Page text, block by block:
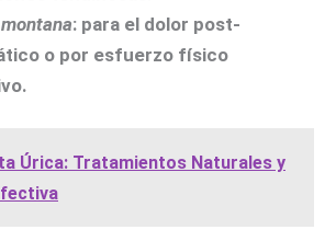
: para el dolor post-
o por esfuerzo físico
Úrica: Tratamientos Naturales y